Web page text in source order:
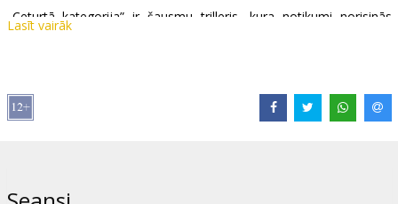
„Ceturtā kategorija” ir šausmu trilleris, kura notikumi norisinās
mūsdienās Aļaskas pilsētā Nomā, kur, sākot ar 1960. gadiem,
Viņas izmeklēšana noved tuvu tam, lai atklātu noslēpumus, kas
saistīti ar ceturto kategoriju, kad cilvēkus nolaupa NLO.
Lasīt vairāk